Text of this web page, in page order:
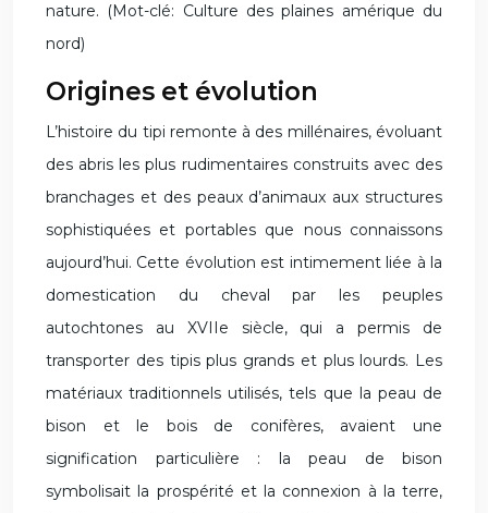
nature. (Mot-clé: Culture des plaines amérique du
nord)
Origines et évolution
L’histoire du tipi remonte à des millénaires, évoluant
des abris les plus rudimentaires construits avec des
branchages et des peaux d’animaux aux structures
sophistiquées et portables que nous connaissons
aujourd’hui. Cette évolution est intimement liée à la
domestication du cheval par les peuples
autochtones au XVIIe siècle, qui a permis de
transporter des tipis plus grands et plus lourds. Les
matériaux traditionnels utilisés, tels que la peau de
bison et le bois de conifères, avaient une
signification particulière : la peau de bison
symbolisait la prospérité et la connexion à la terre,